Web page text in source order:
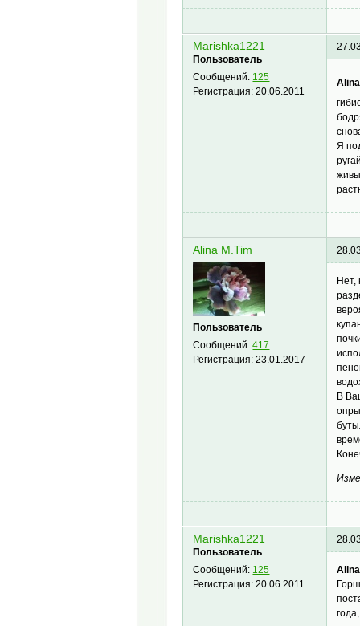
Marishka1221
Пользователь
Сообщений: 125
Регистрация:20.06.2011
Я
Alina M.Tim
Пользователь
Сообщений:417
Регистрация:23.01.2017
Нет,
В
Marishka1221
Пользователь
Сообщений: 125
Регистрация:20.06.2011